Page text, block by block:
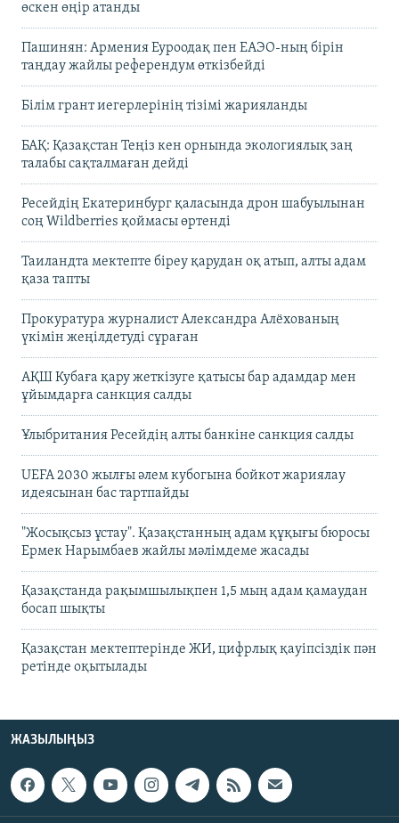
өскен өңір атанды
Пашинян: Армения Еуроодақ пен ЕАЭО-ның бірін
таңдау жайлы референдум өткізбейді
Білім грант иегерлерінің тізімі жарияланды
БАҚ: Қазақстан Теңіз кен орнында экологиялық заң
талабы сақталмаған дейді
Ресейдің Екатеринбург қаласында дрон шабуылынан
соң Wildberries қоймасы өртенді
Таиландта мектепте біреу қарудан оқ атып, алты адам
қаза тапты
Прокуратура журналист Александра Алёхованың
үкімін жеңілдетуді сұраған
АҚШ Кубаға қару жеткізуге қатысы бар адамдар мен
ұйымдарға санкция салды
Ұлыбритания Ресейдің алты банкіне санкция салды
UEFA 2030 жылғы әлем кубогына бойкот жариялау
идеясынан бас тартпайды
"Жосықсыз ұстау". Қазақстанның адам құқығы бюросы
Ермек Нарымбаев жайлы мәлімдеме жасады
Қазақстанда рақымшылықпен 1,5 мың адам қамаудан
босап шықты
Қазақстан мектептерінде ЖИ, цифрлық қауіпсіздік пән
ретінде оқытылады
ЖАЗЫЛЫҢЫЗ